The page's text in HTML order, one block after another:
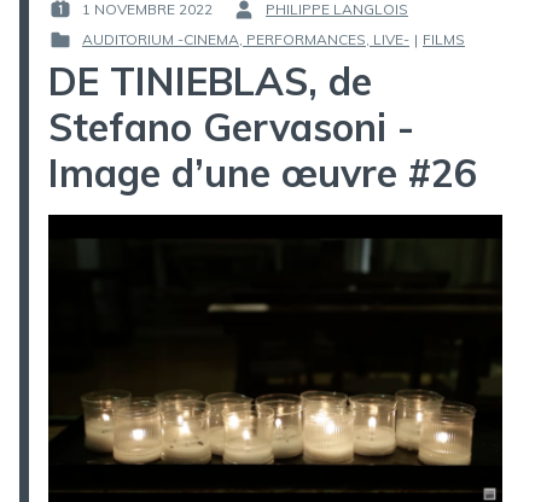
PUBLIÉ
LE :
1 NOVEMBRE 2022
PAR :
PHILIPPE LANGLOIS
PUBLIÉ
DANS
AUDITORIUM -CINEMA, PERFORMANCES, LIVE- | FILMS
DE TINIEBLAS, de
Stefano Gervasoni -
Image d’une œuvre #26